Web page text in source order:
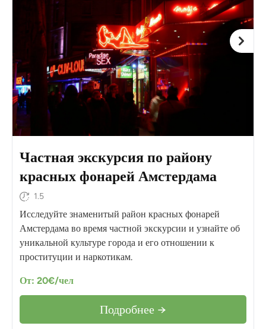
Частная экскурсия по району
красных фонарей Амстердама
1.5
Исследуйте знаменитый район красных фонарей
Амстердама во время частной экскурсии и узнайте об
уникальной культуре города и его отношении к
проституции и наркотикам.
От: 20€/чел
Подробнее →